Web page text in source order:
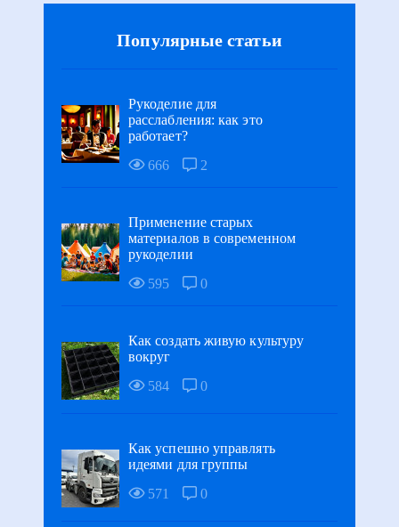
Популярные статьи
Рукоделие для
расслабления: как это
работает?
666
2
Применение старых
материалов в современном
рукоделии
595
0
Как создать живую культуру
вокруг
584
0
Как успешно управлять
идеями для группы
571
0